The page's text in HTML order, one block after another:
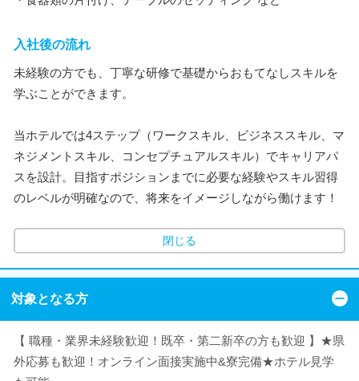
入社後の流れ
未経験の方でも、丁寧な研修で基礎からおもてなしスキルを
学ぶことができます。
当ホテルでは4ステップ（ワークスキル、ビジネススキル、マ
ネジメントスキル、コンセプチュアルスキル）でキャリアパ
スを設計。目指すポジションまでに必要な経験やスキル習得
のレベルが明確なので、将来をイメージしながら働けます！
閉じる
対象となる方
【 職種・業界未経験歓迎！既卒・第二新卒の方も歓迎 】★県
外応募も歓迎！オンライン面接実施中&寮完備★ホテル見学